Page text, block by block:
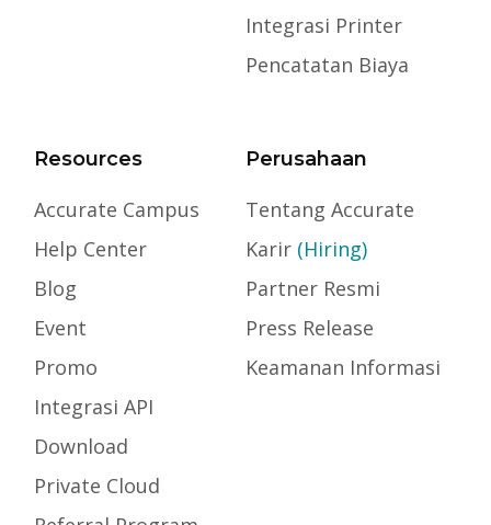
Integrasi Printer
Pencatatan Biaya
Resources
Accurate Campus
Help Center
Blog
Event
Promo
Integrasi API
Download
Private Cloud
Perusahaan
Tentang Accurate
Karir (Hiring)
Partner Resmi
Press Release
Keamanan Informasi